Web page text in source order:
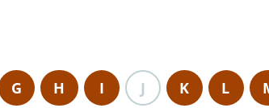
G H I J K L